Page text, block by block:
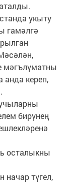
укыту
гамәлгә
мәгълүматны
анда кереп,
бирүнең
осталыкны
түгел,